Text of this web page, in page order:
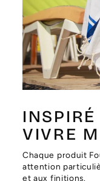
INSPIRÉ
VIVRE
Chaque produit
attention
et aux finitions.